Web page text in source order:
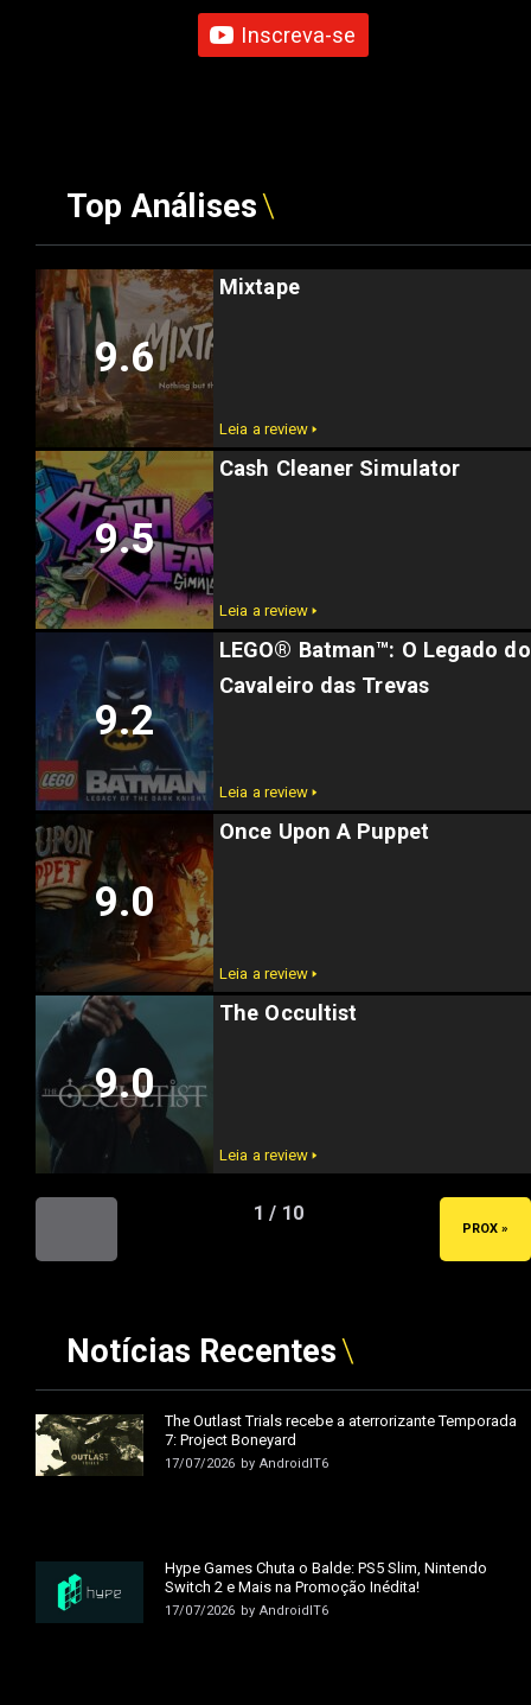
Inscreva-se
Top Análises
Mixtape
9.6
Leia a review 🢒
Cash Cleaner Simulator
9.5
Leia a review 🢒
LEGO® Batman™: O Legado do
Cavaleiro das Trevas
9.2
Leia a review 🢒
Once Upon A Puppet
9.0
Leia a review 🢒
The Occultist
9.0
Leia a review 🢒
1 / 10
PROX »
Notícias Recentes
The Outlast Trials recebe a aterrorizante Temporada
7: Project Boneyard
17/07/2026 by AndroidIT6
Hype Games Chuta o Balde: PS5 Slim, Nintendo
Switch 2 e Mais na Promoção Inédita!
17/07/2026 by AndroidIT6